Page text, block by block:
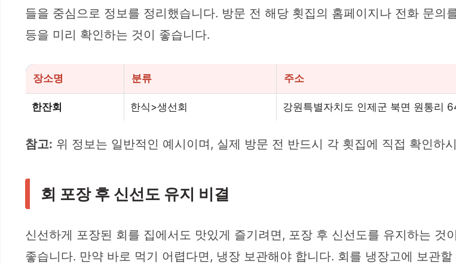
들을 중심으로 정보를 정리했습니다. 방문 전 해당 횟집의 홈페이지나 전화 문
등을 미리 확인하는 것이 좋습니다.
장소명 분류 주소
한잔회 한식>생선회 강원특별자치도 인제군 북면 원통리
참고: 위 정보는 일반적인 예시이며, 실제 방문 전 반드시 각 횟집에 직접 확인하
회 포장 후 신선도 유지 비결
신선하게 포장된 회를 집에서도 맛있게 즐기려면, 포장 후 신선도를 유지하는
좋습니다. 만약 바로 먹기 어렵다면, 냉장 보관해야 합니다. 회를 냉장고에 보관